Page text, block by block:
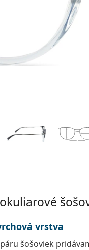
Šírka očnice
vrstva
šošoviek